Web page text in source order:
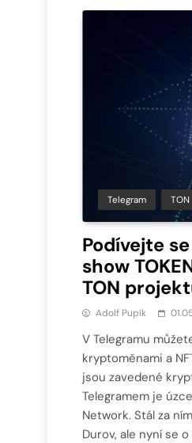
Telegram TON
Podívejte
show
TON
Adolf Pupík
V Telegramu
kryptoměnami a
jsou zavedené
Telegramem je
Network. Stál za
Durov, ale nyní se